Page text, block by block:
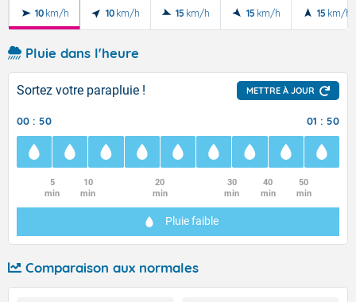
10 km/h 10 km/h 15 km/h 15 km/h 15 km/h
Pluie dans l'heure
Sortez votre parapluie ! METTRE À JOUR
00 : 50 01 : 50
5
min
10
min
20
min
30
min
40
min
50
min
Pluie faible
Comparaison aux normales